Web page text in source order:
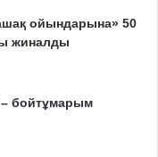
ойындарына» 50
жиналды
бойтұмарым